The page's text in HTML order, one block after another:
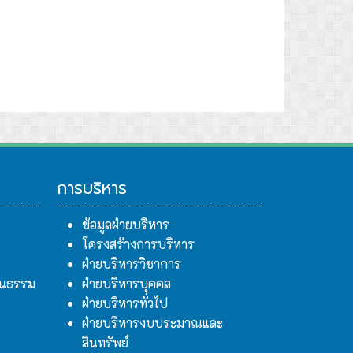
ธรรม
การบริหาร
ข้อมูลฝ่ายบริหาร
โครงสร้างการบริหาร
ฝ่ายบริหารวิชาการ
ฝ่ายบริหารบุคคล
ฝ่ายบริหารทั่วไป
ฝ่ายบริหารงบประมาณและ
สินทรัพย์